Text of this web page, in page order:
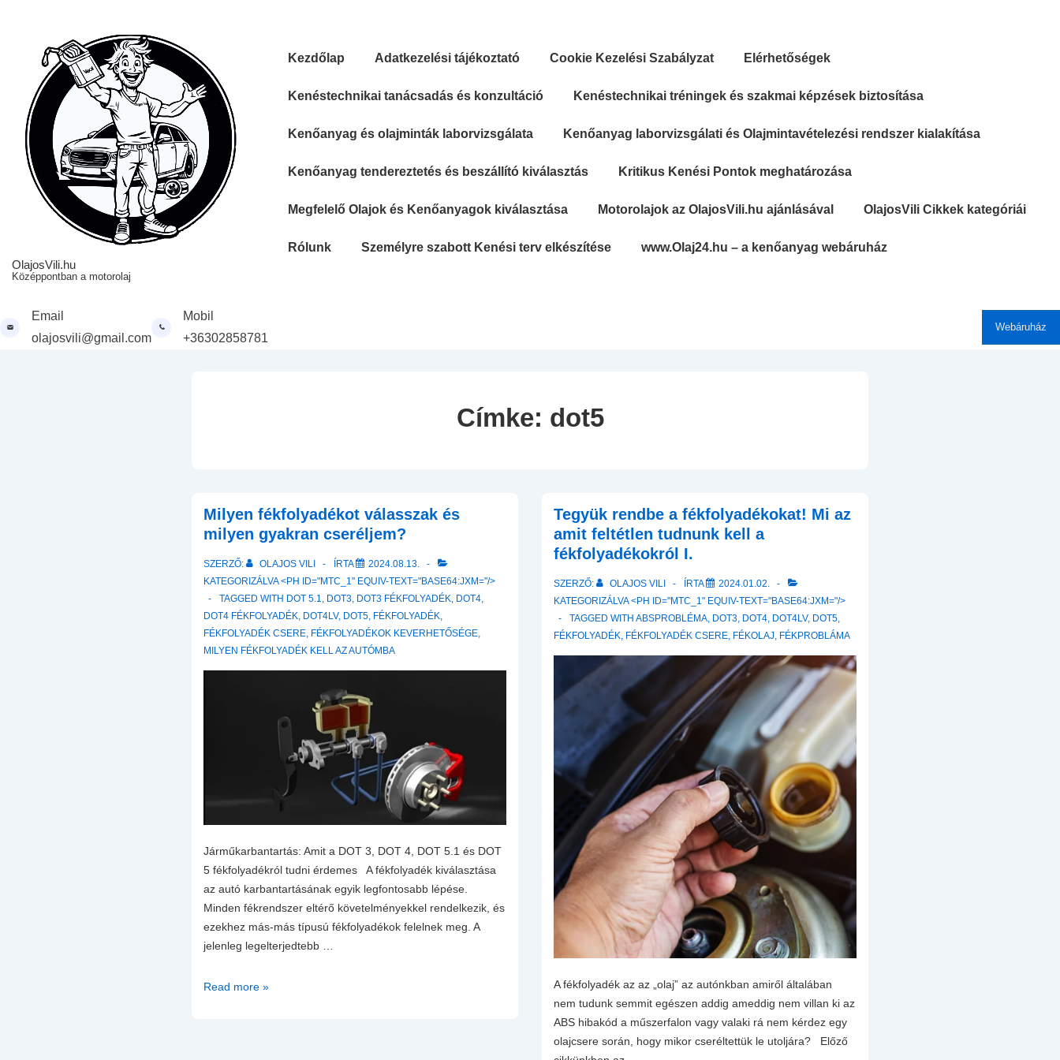
OlajosVili.hu
Középpontban a motorolaj
Kezdőlap Adatkezelési tájékoztató Cookie Kezelési Szabályzat Elérhetőségek
Kenéstechnikai tanácsadás és konzultáció Kenéstechnikai tréningek és szakmai képzések biztosítása
Kenőanyag és olajminták laborvizsgálata Kenőanyag laborvizsgálati és Olajmintavételezési rendszer kialakítása
Kenőanyag tendereztetés és beszállító kiválasztás Kritikus Kenési Pontok meghatározása
Megfelelő Olajok és Kenőanyagok kiválasztása Motorolajok az OlajosVili.hu ajánlásával OlajosVili Cikkek kategóriái
Rólunk Személyre szabott Kenési terv elkészítése www.Olaj24.hu – a kenőanyag webáruház
Email
olajosvili@gmail.com
Mobil
+36302858781
Webáruház
Címke: dot5
Milyen fékfolyadékot válasszak és
milyen gyakran cseréljem?
SZERZŐ: OLAJOS VILI ÍRTA
2024.08.13.
KATEGORIZÁLVA <PH ID="MTC_1" EQUIV-TEXT="BASE64:JXM="/>
TAGGED WITH DOT 5.1, DOT3, DOT3 FÉKFOLYADÉK, DOT4,
DOT4 FÉKFOLYADÉK, DOT4LV, DOT5, FÉKFOLYADÉK,
FÉKFOLYADÉK CSERE, FÉKFOLYADÉKOK KEVERHETŐSÉGE,
MILYEN FÉKFOLYADÉK KELL AZ AUTÓMBA
Járműkarbantartás: Amit a DOT 3, DOT 4, DOT 5.1 és DOT
5 fékfolyadékról tudni érdemes A fékfolyadék kiválasztása
az autó karbantartásának egyik legfontosabb lépése.
Minden fékrendszer eltérő követelményekkel rendelkezik, és
ezekhez más-más típusú fékfolyadékok felelnek meg. A
jelenleg legelterjedtebb …
Milyen
Read more »
Tegyük rendbe a fékfolyadékokat! Mi az
amit feltétlen tudnunk kell a
fékfolyadékokról I.
SZERZŐ: OLAJOS VILI ÍRTA
2024.01.02.
KATEGORIZÁLVA <PH ID="MTC_1" EQUIV-TEXT="BASE64:JXM="/>
TAGGED WITH ABSPROBLÉMA, DOT3, DOT4, DOT4LV, DOT5,
FÉKFOLYADÉK, FÉKFOLYADÉK CSERE, FÉKOLAJ, FÉKPROBLÁMA
A fékfolyadék az az „olaj” az autónkban amiről általában
nem tudunk semmit egészen addig ameddig nem villan ki az
ABS hibakód a műszerfalon vagy valaki rá nem kérdez egy
olajcsere során, hogy mikor cseréltettük le utoljára? Előző